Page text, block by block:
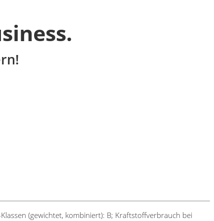
(gewichtet, kombiniert): B; Kraftstoffverbrauch bei